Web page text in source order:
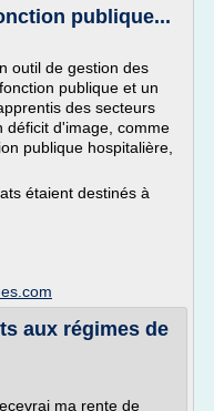
publique...
outil de gestion des
publique et un
des secteurs
déficit d'image, comme
publique hospitalière,
étaient destinés à
aux régimes de
ma rente de